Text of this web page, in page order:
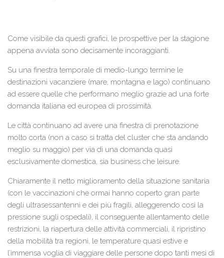
Come visibile da questi grafici, le prospettive per la stagione
appena avviata sono decisamente incoraggianti.
Su una finestra temporale di medio-lungo termine le
destinazioni vacanziere (mare, montagna e lago) continuano
ad essere quelle che performano meglio grazie ad una forte
domanda italiana ed europea di prossimità.
Le città continuano ad avere una finestra di prenotazione
molto corta (non a caso si tratta del cluster che sta andando
meglio su maggio) per via di una domanda quasi
esclusivamente domestica, sia business che leisure.
Chiaramente il netto miglioramento della situazione sanitaria
(con le vaccinazioni che ormai hanno coperto gran parte
degli ultrasessantenni e dei più fragili, alleggerendo così la
pressione sugli ospedali), il conseguente allentamento delle
restrizioni, la riapertura delle attività commerciali, il ripristino
della mobilità tra regioni, le temperature quasi estive e
l’immensa voglia di viaggiare delle persone dopo tanti mesi di